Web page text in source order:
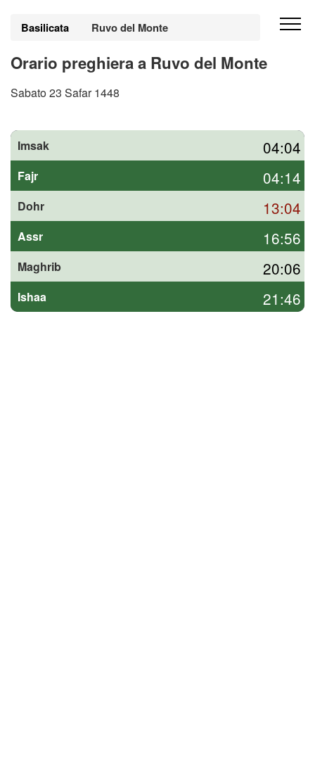
Basilicata Ruvo del Monte
Orario preghiera a Ruvo del Monte
Sabato 23 Safar 1448
Imsak 04:04
Fajr 04:14
Dohr 13:04
Assr 16:56
Maghrib 20:06
Ishaa 21:46